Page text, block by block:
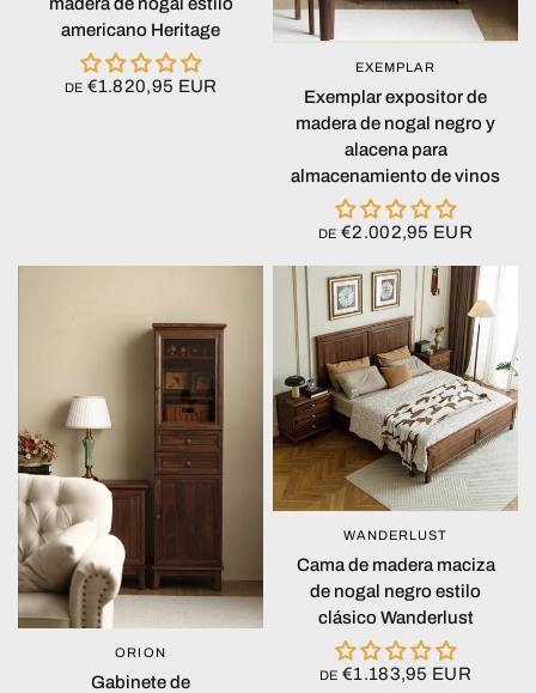
madera de nogal estilo
americano Heritage
DE €1.820,95 EUR
VISTA RÁPIDA
EXEMPLAR
Exemplar expositor de
madera de nogal negro y
alacena para
almacenamiento de vinos
DE €2.002,95 EUR
VISTA RÁPIDA
ORION
Gabinete de
VISTA RÁPIDA
WANDERLUST
Cama de madera maciza
de nogal negro estilo
clásico Wanderlust
DE €1.183,95 EUR